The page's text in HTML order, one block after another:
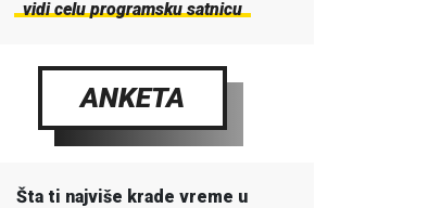
vidi celu programsku satnicu
ANKETA
Šta ti najviše krade vreme u